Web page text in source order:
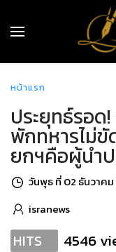
หน้าแรก
ประยุทธ์รอด
พักทหารไม่
ยกฯคือผู้นำป
วันพุธ ที่ 02 ธันวาคม
isranews
HITS 4546